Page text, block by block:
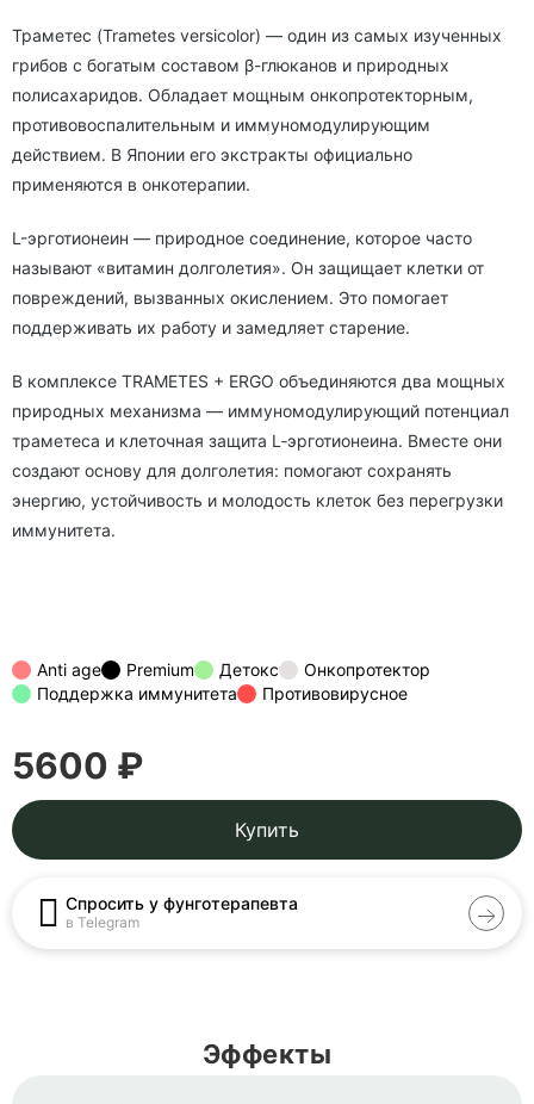
Траметес (Trametes versicolor) — один из самых изученных
грибов с богатым составом β-глюканов и природных
полисахаридов. Обладает мощным онкопротекторным,
противовоспалительным и иммуномодулирующим
действием. В Японии его экстракты официально
применяются в онкотерапии.
L-эрготионеин — природное соединение, которое часто
называют «витамин долголетия». Он защищает клетки от
повреждений, вызванных окислением. Это помогает
поддерживать их работу и замедляет старение.
В комплексе TRAMETES + ERGO объединяются два мощных
природных механизма — иммуномодулирующий потенциал
траметеса и клеточная защита L‑эрготионеина. Вместе они
создают основу для долголетия: помогают сохранять
энергию, устойчивость и молодость клеток без перегрузки
иммунитета.
Anti age Premium Детокс
Онкопротектор
Поддержка иммунитета
Противовирусное
5600 ₽
Купить
Спросить у фунготерапевта
в Telegram
Эффекты